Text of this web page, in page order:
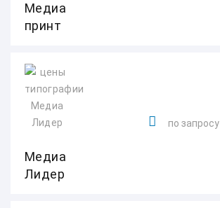
Медиа
принт
Медиа
Лидер
по запросу